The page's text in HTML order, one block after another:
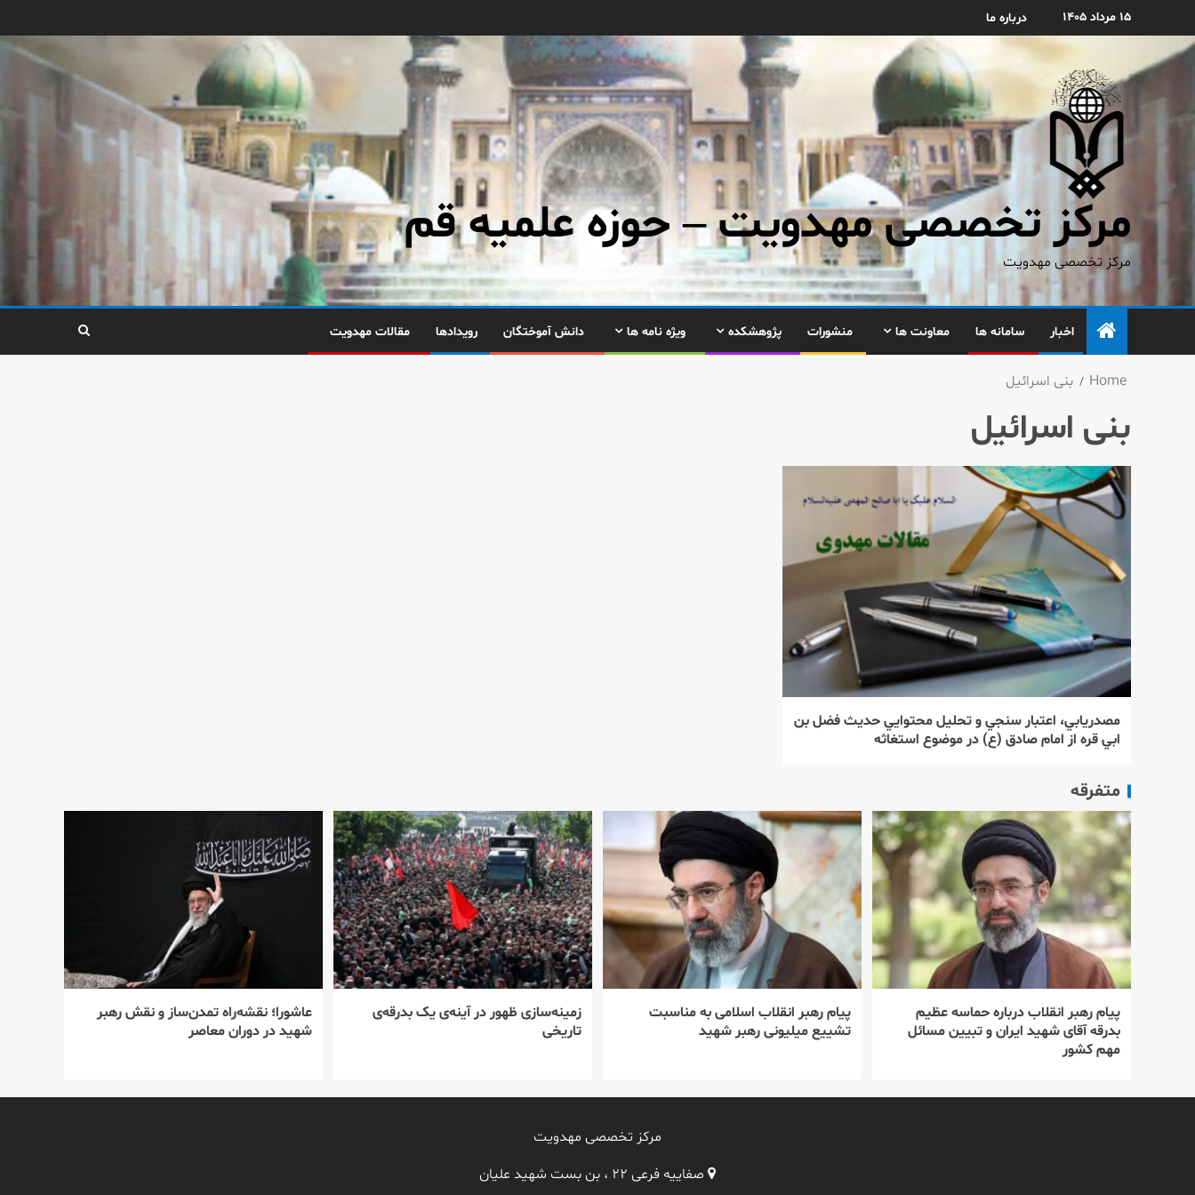
۱۵ مرداد ۱۴۰۵ درباره ما
مرکز تخصصی مهدویت – حوزه علمیه قم
مرکز تخصصی مهدویت
اخبار سامانه ها معاونت ها منشورات پژوهشکده ویژه نامه ها دانش آموختگان رویدادها مقالات مهدویت
Home بنی اسرائیل
بنی اسرائیل
مصدريابي، اعتبار سنجي و تحليل محتوايي حديث فضل بن
ابي قره از امام صادق (ع) در موضوع استغاثه
متفرقه
پیام رهبر انقلاب درباره حماسه عظیم
بدرقه آقای شهید ایران و تبیین مسائل
مهم کشور
پیام رهبر انقلاب اسلامی به مناسبت
تشییع میلیونی رهبر شهید
زمینه‌سازی ظهور در آینه‌ی یک بدرقه‌ی
تاریخی
عاشورا؛ نقشه‌راه تمدن‌ساز و نقش رهبر
شهید در دوران معاصر
مرکز تخصصی مهدویت
صفاییه فرعی ۲۲ ، بن بست شهید علیان